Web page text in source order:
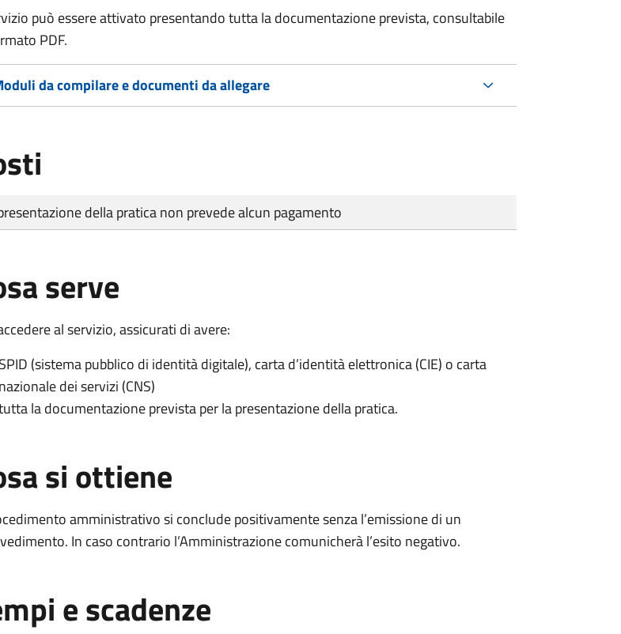
può essere attivato presentando tutta la documentazione prevista, consultabile
PDF.
da compilare e documenti da allegare
di pagamentodella pratica non prevede alcun pagamento
serve
al servizio, assicurati di avere:
SPID (sistema pubblico di identità digitale), carta d’identità elettronica (CIE) o carta
nazionale dei servizi (CNS)
la documentazione prevista per la presentazione della pratica.
si ottiene
amministrativo si conclude positivamente senza l’emissione di un
In caso contrario l’Amministrazione comunicherà l’esito negativo.
e scadenze